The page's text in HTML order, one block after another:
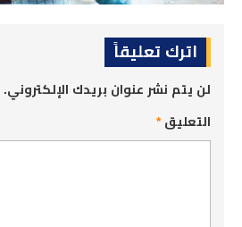
اترك تعليقاً
لن يتم نشر عنوان بريدك الإلكتروني.
التعليق*